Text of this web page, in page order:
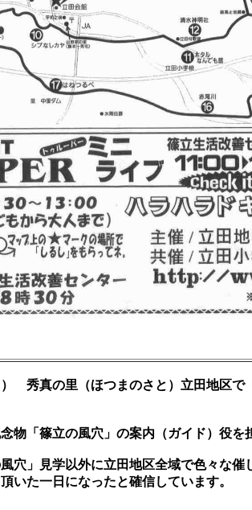
秀真の里（ほつまのさと）立田地区
「篠立の風穴」の案内（ガイド）役を
穴」見学以外に立田地区全域で色々な催
いた一日になったと確信しています。